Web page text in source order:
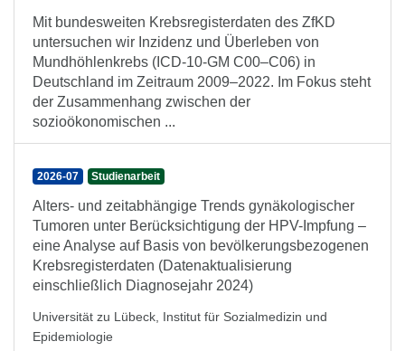
Mit bundesweiten Krebsregisterdaten des ZfKD
untersuchen wir Inzidenz und Überleben von
Mundhöhlenkrebs (ICD-10-GM C00–C06) in
Deutschland im Zeitraum 2009–2022. Im Fokus steht
der Zusammenhang zwischen der
sozioökonomischen ...
2026-07 Studienarbeit
Alters- und zeitabhängige Trends gynäkologischer
Tumoren unter Berücksichtigung der HPV-Impfung –
eine Analyse auf Basis von bevölkerungsbezogenen
Krebsregisterdaten (Datenaktualisierung
einschließlich Diagnosejahr 2024)
Universität zu Lübeck, Institut für Sozialmedizin und
Epidemiologie